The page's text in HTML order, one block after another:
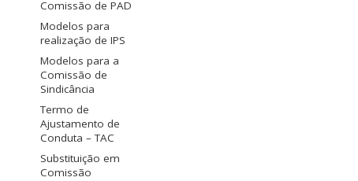
Comissão de PAD
Modelos para
realização de IPS
Modelos para a
Comissão de
Sindicância
Termo de
Ajustamento de
Conduta – TAC
Substituição em
Comissão